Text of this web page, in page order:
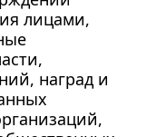
лицами,
наград и